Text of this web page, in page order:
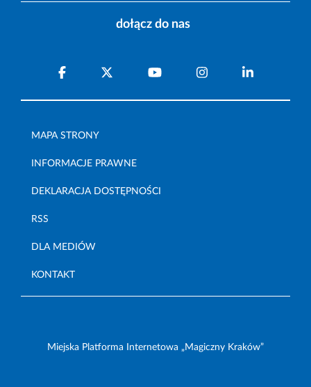
dołącz do nas
MAPA STRONY
INFORMACJE PRAWNE
DEKLARACJA DOSTĘPNOŚCI
RSS
DLA MEDIÓW
KONTAKT
Miejska Platforma Internetowa „Magiczny Kraków”